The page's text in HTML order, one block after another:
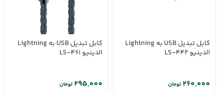
کابل تبدیل USB به Lightning
الدینیو LS-442
تومان
کابل تبدیل USB به Lightning
الدینیو LS-461
تومان